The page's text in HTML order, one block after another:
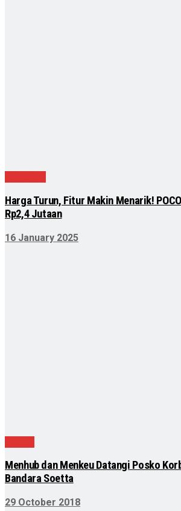
Harga Turun, Fitur Makin Menarik!
Rp2,4 Jutaan
16 January 2025
Menhub dan Menkeu Datangi Posko
Bandara Soetta
29 October 2018